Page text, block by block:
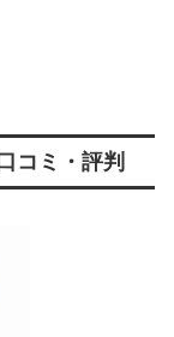
コミ・評判